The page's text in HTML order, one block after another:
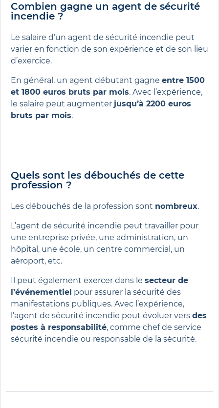
Combien gagne un agent de sécurité
incendie ?
Le salaire d’un agent de sécurité incendie peut
varier en fonction de son expérience et de son lieu
d’exercice.
En général, un agent débutant gagne entre 1500
et 1800 euros bruts par mois. Avec l’expérience,
le salaire peut augmenter jusqu’à 2200 euros
bruts par mois.
Quels sont les débouchés de cette
profession ?
Les débouchés de la profession sont nombreux.
L’agent de sécurité incendie peut travailler pour
une entreprise privée, une administration, un
hôpital, une école, un centre commercial, un
aéroport, etc.
Il peut également exercer dans le secteur de
l’événementiel pour assurer la sécurité des
manifestations publiques. Avec l’expérience,
l’agent de sécurité incendie peut évoluer vers des
postes à responsabilité, comme chef de service
sécurité incendie ou responsable de la sécurité.